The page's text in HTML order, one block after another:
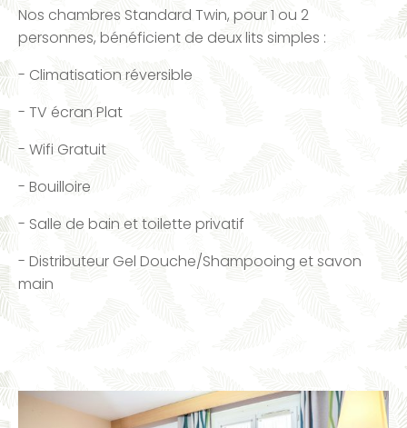
Nos chambres Standard Twin, pour 1 ou 2
personnes, bénéficient de deux lits simples :
- Climatisation réversible
- TV écran Plat
- Wifi Gratuit
- Bouilloire
- Salle de bain et toilette privatif
- Distributeur Gel Douche/Shampooing et savon
main